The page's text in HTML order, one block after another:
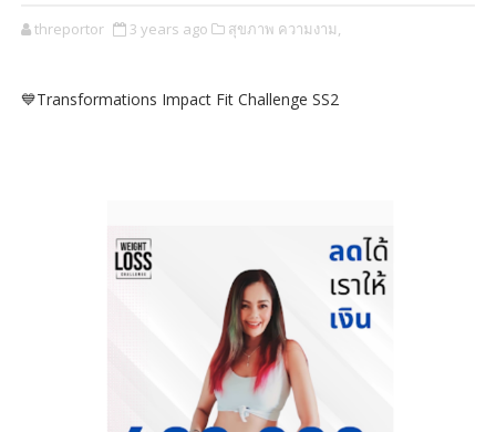
threportor 3 years ago สุขภาพ ความงาม,
💙Transformations Impact Fit Challenge SS2